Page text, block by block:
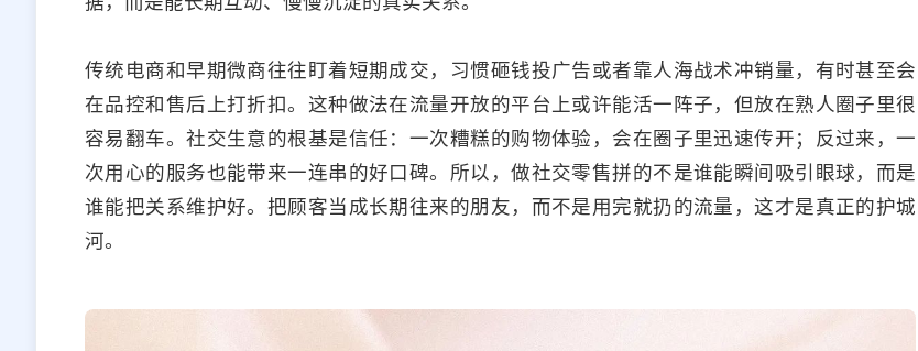
传统电商和早期微商往往盯着短期成交，习惯砸钱投广告或者靠人海战术冲销量，有时甚至会
在品控和售后上打折扣。这种做法在流量开放的平台上或许能活一阵子，但放在熟人圈子里很
容易翻车。社交生意的根基是信任：一次糟糕的购物体验，会在圈子里迅速传开；反过来，一
次用心的服务也能带来一连串的好口碑。所以，做社交零售拼的不是谁能瞬间吸引眼球，而是
谁能把关系维护好。把顾客当成长期往来的朋友，而不是用完就扔的流量，这才是真正的护城
河。